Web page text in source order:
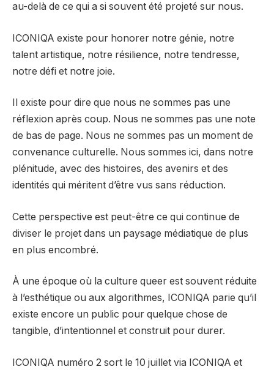
au-delà de ce qui a si souvent été projeté sur nous.
ICONIQA existe pour honorer notre génie, notre
talent artistique, notre résilience, notre tendresse,
notre défi et notre joie.
Il existe pour dire que nous ne sommes pas une
réflexion après coup. Nous ne sommes pas une note
de bas de page. Nous ne sommes pas un moment de
convenance culturelle. Nous sommes ici, dans notre
plénitude, avec des histoires, des avenirs et des
identités qui méritent d’être vus sans réduction.
Cette perspective est peut-être ce qui continue de
diviser le projet dans un paysage médiatique de plus
en plus encombré.
À une époque où la culture queer est souvent réduite
à l’esthétique ou aux algorithmes, ICONIQA parie qu’il
existe encore un public pour quelque chose de
tangible, d’intentionnel et construit pour durer.
ICONIQA numéro 2 sort le 10 juillet via ICONIQA et